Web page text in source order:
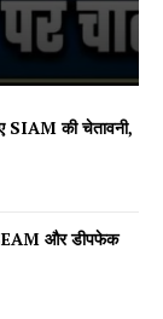
SIAM की चेतावनी,
और डीपफेक